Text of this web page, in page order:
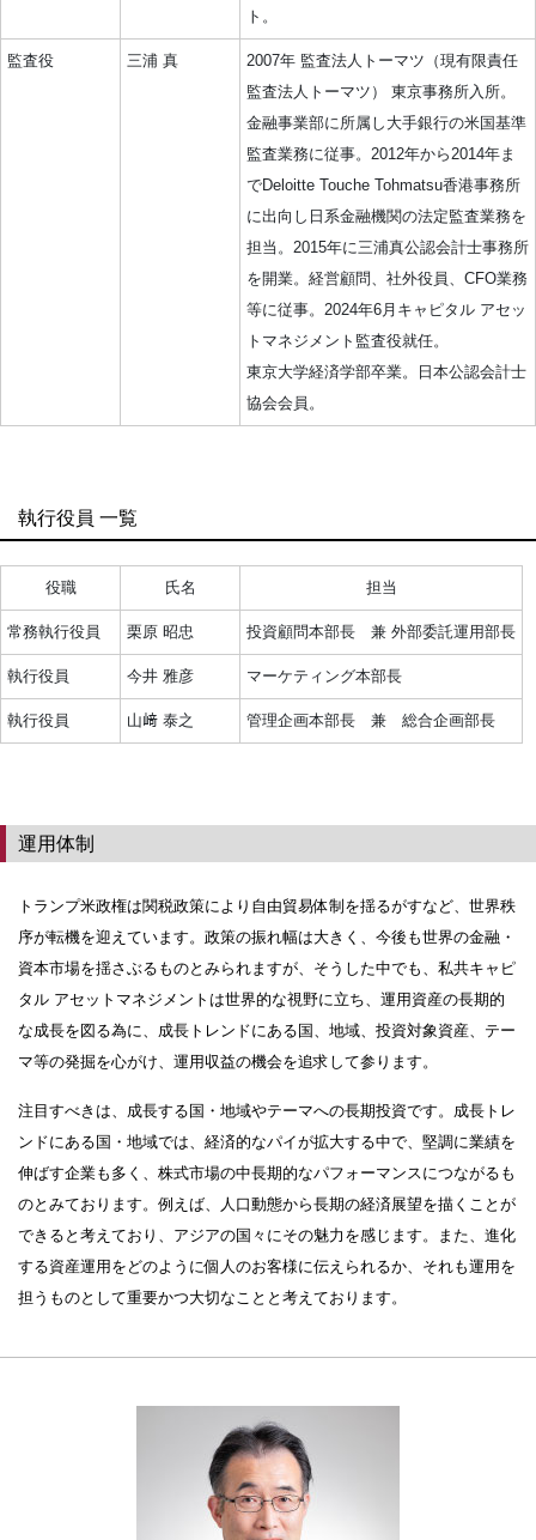
ト。
監査役 三浦 真
2007年 監査法人トーマツ（現有限責任
監査法人トーマツ） 東京事務所入所。
金融事業部に所属し大手銀行の米国基準
監査業務に従事。2012年から2014年ま
でDeloitte Touche Tohmatsu香港事務所
に出向し日系金融機関の法定監査業務を
担当。2015年に三浦真公認会計士事務所
を開業。経営顧問、社外役員、CFO業務
等に従事。2024年6月キャピタル アセッ
トマネジメント監査役就任。
東京大学経済学部卒業。日本公認会計士
協会会員。
執行役員 一覧
役職 氏名 担当
常務執行役員 栗原 昭忠 投資顧問本部長 兼 外部委託運用部長
執行役員 今井 雅彦 マーケティング本部長
執行役員 山﨑 泰之 管理企画本部長 兼 総合企画部長
運用体制
トランプ米政権は関税政策により自由貿易体制を揺るがすなど、世界秩
序が転機を迎えています。政策の振れ幅は大きく、今後も世界の金融・
資本市場を揺さぶるものとみられますが、そうした中でも、私共キャピ
タル アセットマネジメントは世界的な視野に立ち、運用資産の長期的
な成長を図る為に、成長トレンドにある国、地域、投資対象資産、テー
マ等の発掘を心がけ、運用収益の機会を追求して参ります。
注目すべきは、成長する国・地域やテーマへの長期投資です。成長トレ
ンドにある国・地域では、経済的なパイが拡大する中で、堅調に業績を
伸ばす企業も多く、株式市場の中長期的なパフォーマンスにつながるも
のとみております。例えば、人口動態から長期の経済展望を描くことが
できると考えており、アジアの国々にその魅力を感じます。また、進化
する資産運用をどのように個人のお客様に伝えられるか、それも運用を
担うものとして重要かつ大切なことと考えております。